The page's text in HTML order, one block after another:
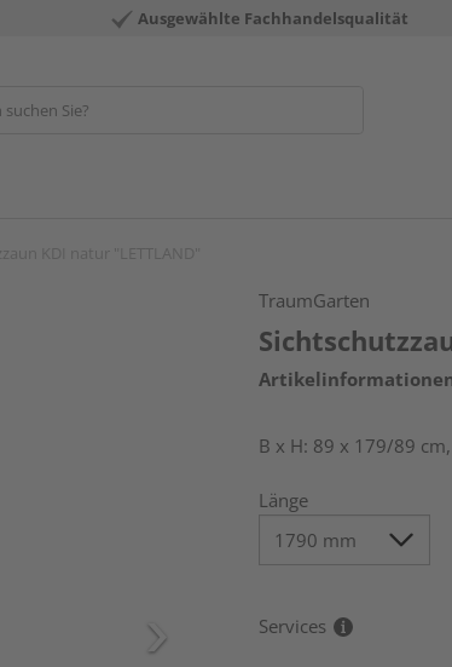
Ausgewählte Fachhandelsqualität
TraumGarten
B x H: 89 x 179/89
Länge
Services